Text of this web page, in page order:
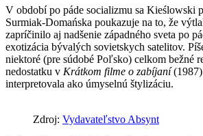
V období po páde socializmu sa Kieślowski
Surmiak-Domańska poukazuje na to, že
zapríčinilo aj nadšenie západného sveta po
exotizácia bývalých sovietskych satelitov.
niektoré (pre súdobé Poľsko) celkom bežné
nedostatku v Krátkom filme o zabíjaní
interpretovala ako úmyselnú štylizáciu.
Zdroj: Vydavateľstvo Absynt